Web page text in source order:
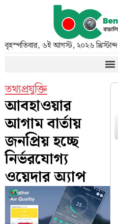
বৃহস্পতিবার, ৬ই আগস্ট, ২০২৬ খ্রিস্টাব্দ
তথ্যপ্রযুক্তি
আবহাওয়ার
আগাম বার্তায়
জনপ্রিয় হচ্ছে
নির্ভরযোগ্য
ওয়েদার অ্যাপ